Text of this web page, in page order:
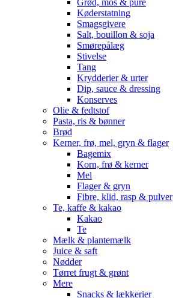
Grød, mos & puré
Køderstatning
Smagsgivere
Salt, bouillon & soja
Smørepålæg
Stivelse
Tang
Krydderier & urter
Dip, sauce & dressing
Konserves
Olie & fedtstof
Pasta, ris & bønner
Brød
Kerner, frø, mel, gryn & flager
Bagemix
Korn, frø & kerner
Mel
Flager & gryn
Fibre, klid, rasp & pulver
Te, kaffe & kakao
Kakao
Te
Mælk & plantemælk
Juice & saft
Nødder
Tørret frugt & grønt
Mere
Snacks & lækkerier